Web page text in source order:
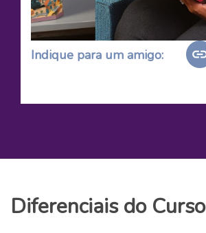
Indique para um amigo:
Diferenciais do Curso